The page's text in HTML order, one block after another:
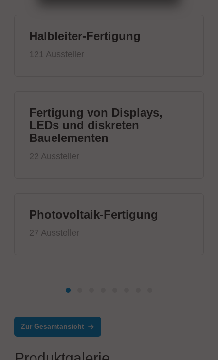
Halbleiter-Fertigung
121 Aussteller
Fertigung von Displays,
LEDs und diskreten
Bauelementen
22 Aussteller
Photovoltaik-Fertigung
27 Aussteller
Zur Gesamtansicht